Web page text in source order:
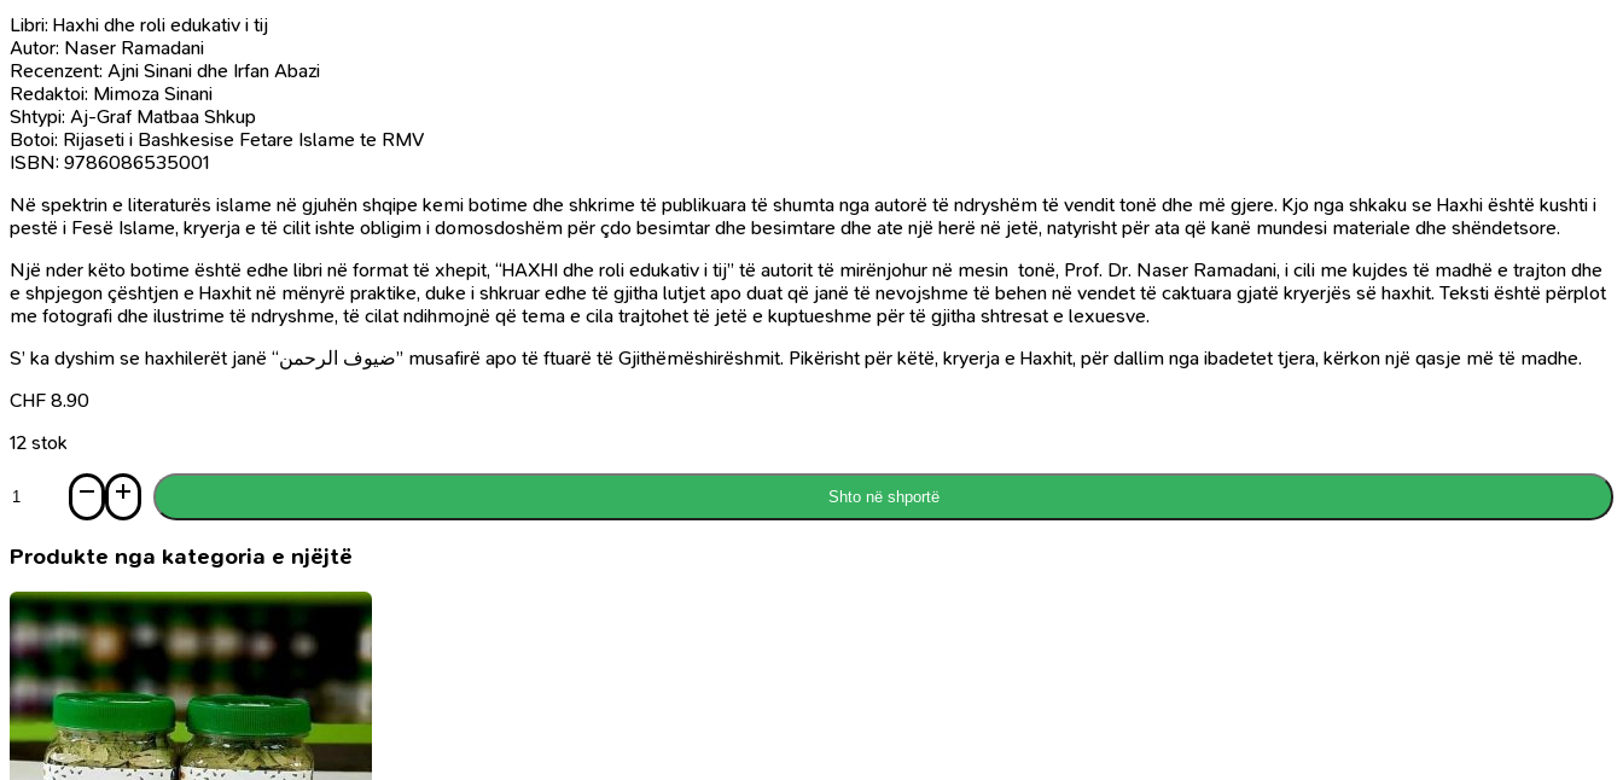
Libri: Haxhi dhe roli edukativ i tij
Autor: Naser Ramadani
Recenzent: Ajni Sinani dhe Irfan Abazi
Redaktoi: Mimoza Sinani
Shtypi: Aj-Graf Matbaa Shkup
Botoi: Rijaseti i Bashkesise Fetare Islame te RMV
ISBN: 9786086535001
Në spektrin e literaturës islame në gjuhën shqipe kemi botime dhe shkrime të publikuara të shumta nga autorë të ndryshëm të vendit tonë dhe më gjere. Kjo nga shkaku se Haxhi është kushti i
pestë i Fesë Islame, kryerja e të cilit ishte obligim i domosdoshëm për çdo besimtar dhe besimtare dhe ate një herë në jetë, natyrisht për ata që kanë mundesi materiale dhe shëndetsore.
Një nder këto botime është edhe libri në format të xhepit, “HAXHI dhe roli edukativ i tij” të autorit të mirënjohur në mesin tonë, Prof. Dr. Naser Ramadani, i cili me kujdes të madhë e trajton dhe
e shpjegon çështjen e Haxhit në mënyrë praktike, duke i shkruar edhe të gjitha lutjet apo duat që janë të nevojshme të behen në vendet të caktuara gjatë kryerjës së haxhit. Teksti është përplot
me fotografi dhe ilustrime të ndryshme, të cilat ndihmojnë që tema e cila trajtohet të jetë e kuptueshme për të gjitha shtresat e lexuesve.
S’ ka dyshim se haxhilerët janë “ضيوف الرحمن” musafirë apo të ftuarë të Gjithëmëshirëshmit. Pikërisht për këtë, kryerja e Haxhit, për dallim nga ibadetet tjera, kërkon një qasje më të madhe.
CHF 8.90
12 stok
Haxhi
roli
i
tij
Shto në shportë
Produkte nga kategoria e njëjtë